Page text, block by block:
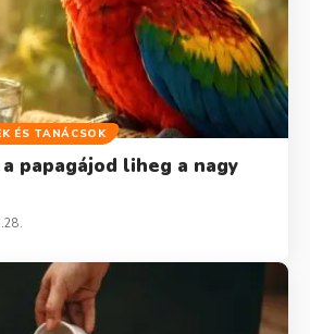
ÉS TANÁCSOK
papagájod liheg a nagy